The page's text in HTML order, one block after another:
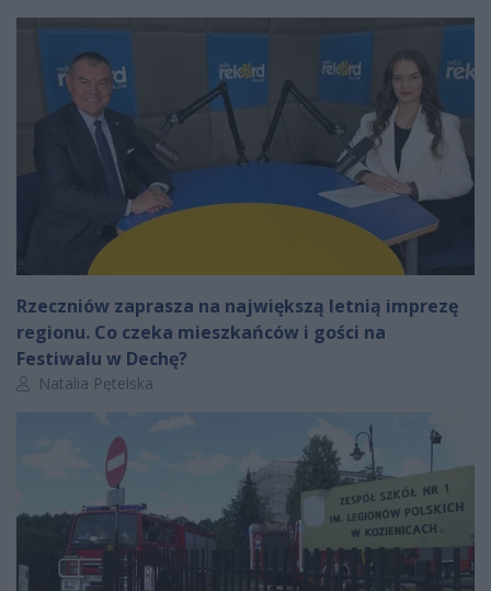
Rzeczniów zaprasza na największą letnią imprezę
regionu. Co czeka mieszkańców i gości na
Festiwalu w Dechę?
Autor artykułu:
Natalia Pętelska